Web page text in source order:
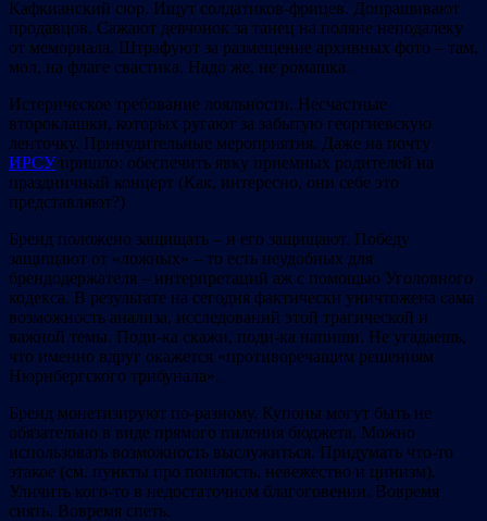
Кафкианский сюр. Ищут солдатиков-фрицев. Допрашивают
продавцов. Сажают девчонок за танец на поляне неподалеку
от мемориала. Штрафуют за размещение архивных фото – там,
мол, на флаге свастика. Надо же, не ромашка.
Истерическое требование лояльности. Несчастные
второклашки, которых ругают за забытую георгиевскую
ленточку. Принудительные мероприятия. Даже на почту
ИРСУпришло: обеспечить явку приемных родителей на
праздничный концерт (Как, интересно, они себе это
представляют?)
Бренд положено защищать – и его защищают. Победу
защищают от «ложных» – то есть неудобных для
брендодержателя – интерпретаций аж с помощью Уголовного
кодекса. В результате на сегодня фактически уничтожена сама
возможность анализа, исследований этой трагической и
важной темы. Поди-ка скажи, поди-ка напиши. Не угадаешь,
что именно вдруг окажется «противоречащим решениям
Нюрнбергского трибунала».
Бренд монетизируют по-разному. Купоны могут быть не
обязательно в виде прямого пиления бюджета. Можно
использовать возможность выслужиться. Придумать что-то
этакое (см. пункты про пошлость, невежество и цинизм).
Уличить кого-то в недостаточном благоговении. Вовремя
снять. Вовремя спеть.